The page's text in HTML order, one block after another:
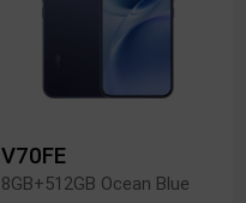
V70FE
8GB+512GB Ocean Blue